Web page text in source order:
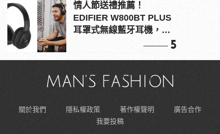
情人節送禮推薦！
EDIFIER W800BT PLUS
耳罩式無線藍牙耳機，在
5
關於我們 隱私權政策 著作權聲明
廣告合作
我要投稿